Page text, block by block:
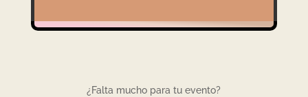
¿Falta mucho para tu evento?